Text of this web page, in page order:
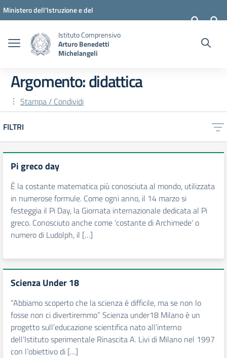
Vai ai contenuti
Vai al menu di navigazione
Vai al footer
Ministero dell'Istruzione e del
Istituto Comprensivo
Arturo Benedetti
Michelangeli
Argomento: didattica
Stampa / Condividi
FILTRI
Pi greco day
È la costante matematica più conosciuta al mondo, utilizzata
in numerose formule. Come ogni anno, il 14 marzo si
festeggia il Pi Day, la Giornata internazionale dedicata al Pi
greco. Conosciuto anche come ‘costante di Archimede’ o
numero di Ludolph, il […]
Scienza Under 18
“Abbiamo scoperto che la scienza è difficile, ma se non lo
fosse non ci divertiremmo” Scienza under18 Milano è un
progetto sull’educazione scientifica nato all’interno
dell’Istituto sperimentale Rinascita A. Livi di Milano nel 1997
con l’obiettivo di […]